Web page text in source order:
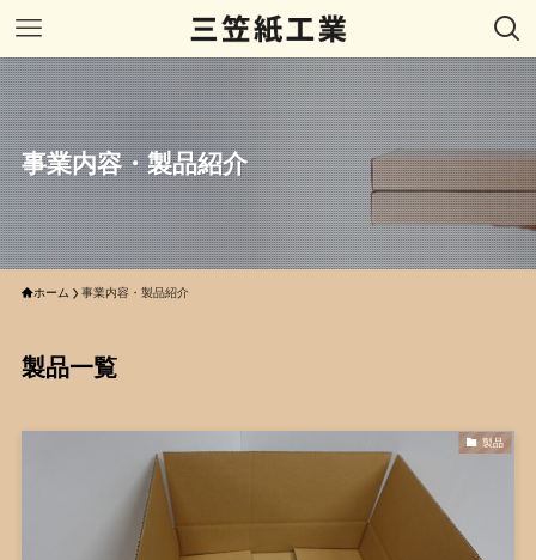
事業内容・製品紹介
ホーム 事業内容・製品紹介
製品一覧
製品